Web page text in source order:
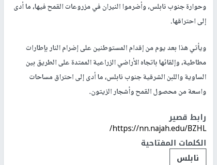
وحوارة جنوب نابلس، وأضرموا النيران في مزروعات القمح فيها، ما أدى
إلى احتراقها.
ويأتي هذا بعد يوم من إقدام المستوطنين على إضرام النار بإطارات
مطاطية، وإلقائها باتجاه الأراضي الزراعية الممتدة على الطريق بين
الساوية واللبن الشرقية جنوب نابلس، ما أدى إلى احتراق مساحات
واسعة من محصول القمح وأشجار الزيتون.
رابط قصير
https://nn.najah.edu/BZHL/
الكلمات المفتاحية
نابلس